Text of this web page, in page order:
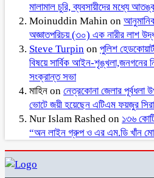
মালামাল চুরি, ব্যবসায়ীদের মধ্যে
Moinuddin Mahin on
অজ্ঞাতপরিচয় (৩০) এক নারীর লাশ
Steve Turpin on পুলিশ
বিষয়ে সার্বিক আইন-শৃঙ্খলা,জনগনের
সংক্রান্ত সভা
মাহিন on নেত্রকোনা জেলার পূর্বধলা
ভোটে জয়ী হয়েছেন এটিএম ফয়জুর
Nur Islam Rashed on ১৩৬
“অন লাইন গ্রুপ ও এর এম.ডি খাঁন